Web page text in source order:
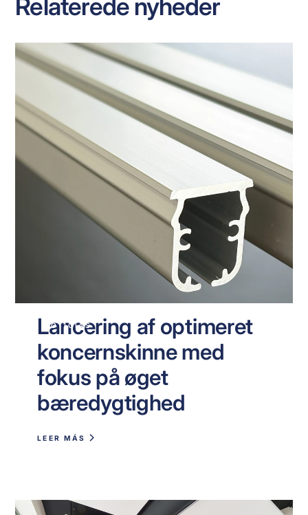
Relaterede nyheder
NOTICIAS
Lancering af optimeret
koncernskinne med
fokus på øget
bæredygtighed
LEER MÁS